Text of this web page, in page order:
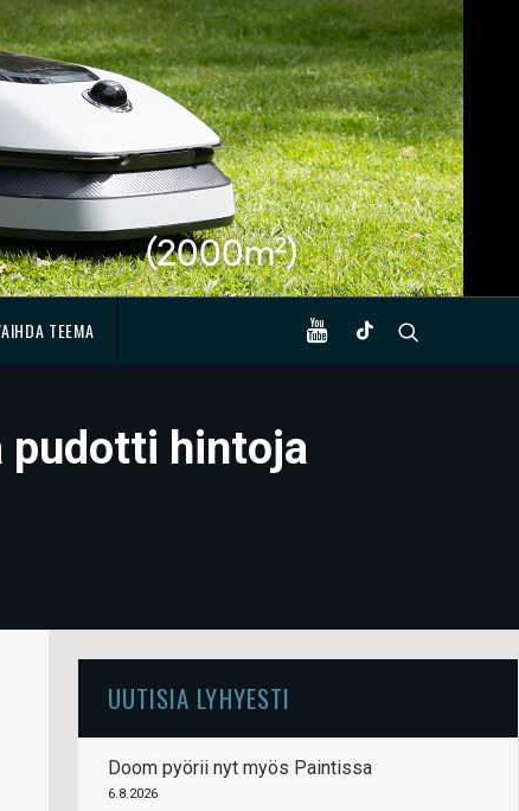
TEEMA
pudotti hintoja
UUTISIA LYHYESTI
Doom pyörii nyt myös Paintissa
6.8.2026